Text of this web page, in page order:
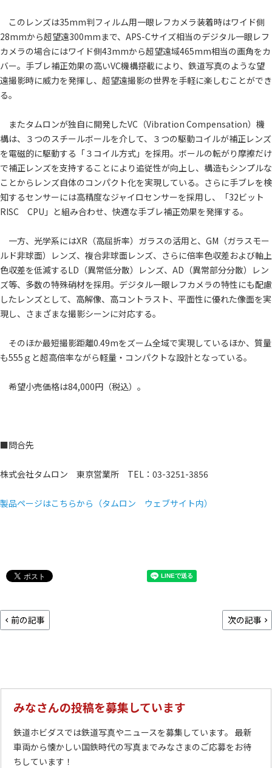
このレンズは35mm判フィルム用一眼レフカメラ装着時はワイド側
28mmから超望遠300mmまで、APS-Cサイズ相当のデジタル一眼レフ
カメラの場合にはワイド側43mmから超望遠域465mm相当の画角をカ
バー。手ブレ補正効果の高いVC機構搭載により、鉄道写真のような望
遠撮影時に威力を発揮し、超望遠撮影の世界を手軽に楽しむことができ
る。
またタムロンが独自に開発したVC（Vibration Compensation）機
構は、３つのスチールボールを介して、３つの駆動コイルが補正レンズ
を電磁的に駆動する「３コイル方式」を採用。ボールの転がり摩擦だけ
で補正レンズを支持することにより追従性が向上し、構造もシンプルな
ことからレンズ自体のコンパクト化を実現している。さらに手ブレを検
知するセンサーには高精度なジャイロセンサーを採用し、「32ビット
RISC CPU」と組み合わせ、快適な手ブレ補正効果を発揮する。
一方、光学系にはXR（高屈折率）ガラスの活用と、GM（ガラスモー
ルド非球面）レンズ、複合非球面レンズ、さらに倍率色収差および軸上
色収差を低減するLD（異常低分散）レンズ、AD（異常部分分散）レン
ズ等、多数の特殊硝材を採用。デジタル一眼レフカメラの特性にも配慮
したレンズとして、高解像、高コントラスト、平面性に優れた像面を実
現し、さまざまな撮影シーンに対応する。
そのほか最短撮影距離0.49mをズーム全域で実現しているほか、質量
も555ｇと超高倍率ながら軽量・コンパクトな設計となっている。
希望小売価格は84,000円（税込）。
■問合先
株式会社タムロン 東京営業所 TEL：03-3251-3856
製品ページはこちらから（タムロン ウェブサイト内）
前の記事 次の記事
みなさんの投稿を募集しています
鉄道ホビダスでは鉄道写真やニュースを募集しています。 最新
車両から懐かしい国鉄時代の写真までみなさまのご応募をお待
ちしています！